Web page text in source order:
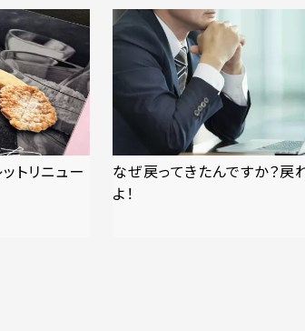
トリニュー
なぜ戻ってきたんですか？戻
よ！